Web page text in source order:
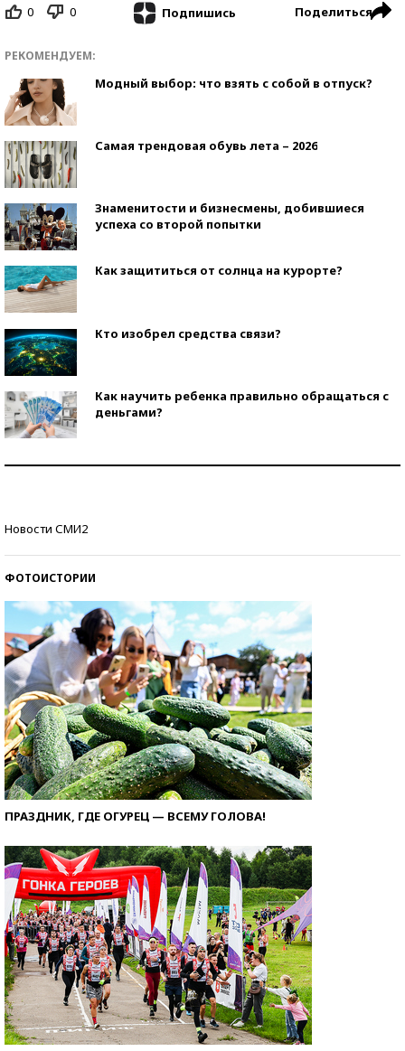
0 0 Подпишись Поделиться
РЕКОМЕНДУЕМ:
Модный выбор: что взять с собой в отпуск?
Самая трендовая обувь лета – 2026
Знаменитости и бизнесмены, добившиеся
успеха со второй попытки
Как защититься от солнца на курорте?
Кто изобрел средства связи?
Как научить ребенка правильно обращаться с
деньгами?
Новости СМИ2
ФОТОИСТОРИИ
ПРАЗДНИК, ГДЕ ОГУРЕЦ — ВСЕМУ ГОЛОВА!